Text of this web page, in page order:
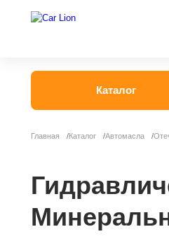
Каталог
Главная Каталог Автомасла